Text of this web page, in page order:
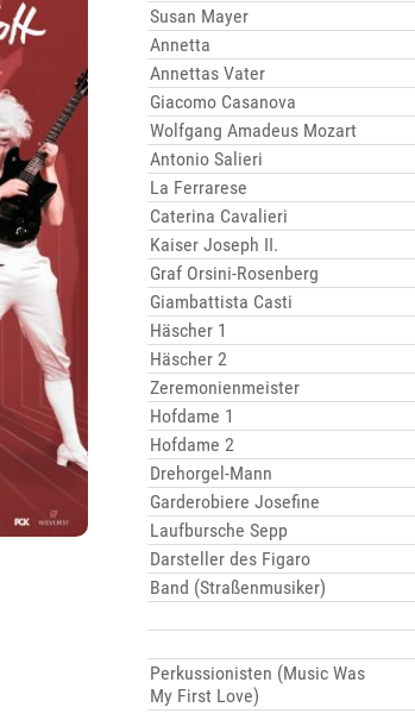
Susan Mayer
Annetta
Annettas Vater
Giacomo Casanova
Wolfgang Amadeus Mozart
Antonio Salieri
La Ferrarese
Caterina Cavalieri
Kaiser Joseph II.
Graf Orsini-Rosenberg
Giambattista Casti
Häscher 1
Häscher 2
Zeremonienmeister
Hofdame 1
Hofdame 2
Drehorgel-Mann
Garderobiere Josefine
Laufbursche Sepp
Darsteller des Figaro
Band (Straßenmusiker)
Perkussionisten (Music Was
My First Love)